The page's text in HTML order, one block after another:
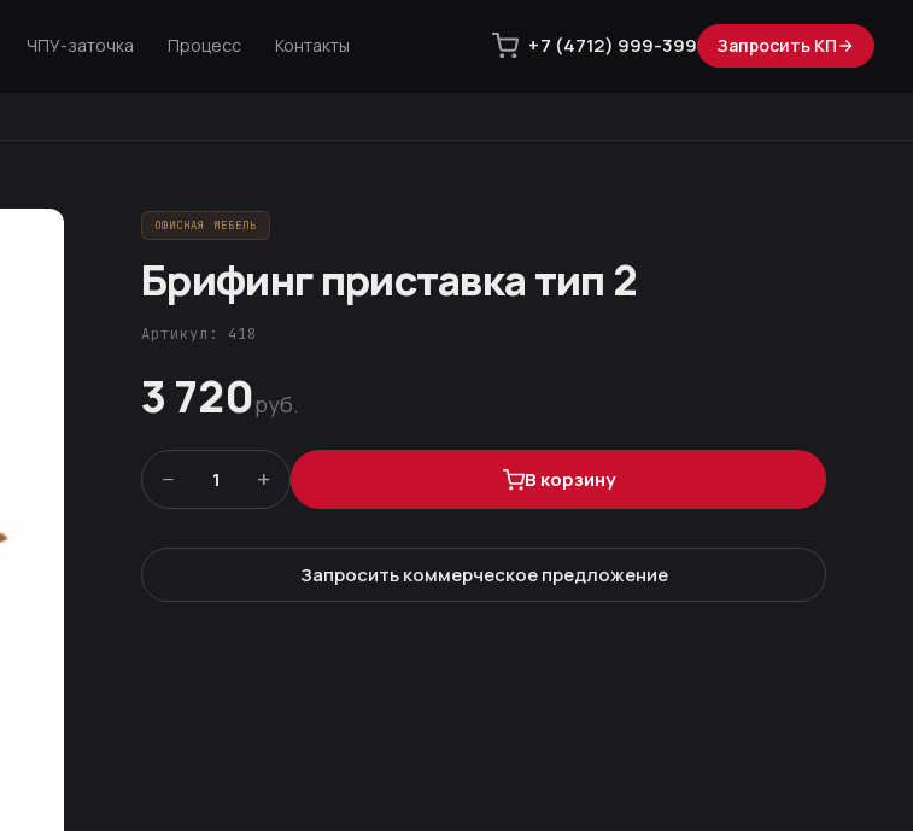
ЧПУ-заточка Процесс Контакты +7 (4712) 999-399 Запросить КП
ОФИСНАЯ МЕБЕЛЬ
Брифинг приставка тип 2
Артикул: 418
3 720руб.
− 1 + В корзину
Запросить коммерческое предложение